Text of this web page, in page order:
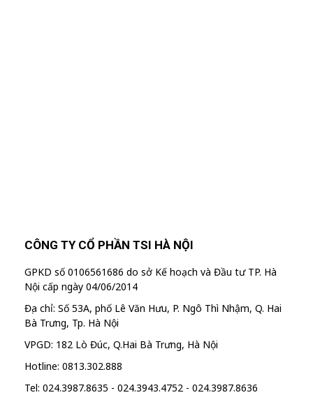
CÔNG TY CỔ PHẦN TSI HÀ NỘI
GPKD số 0106561686 do sở Kế hoạch và Đầu tư TP. Hà
Nội cấp ngày 04/06/2014
Địa chỉ: Số 53A, phố Lê Văn Hưu, P. Ngô Thì Nhậm, Q. Hai
Bà Trưng, Tp. Hà Nội
VPGD: 182 Lò Đúc, Q.Hai Bà Trưng, Hà Nội
Hotline: 0813.302.888
Tel: 024.3987.8635 - 024.3943.4752 - 024.3987.8636